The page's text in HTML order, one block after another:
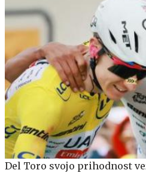
Del Toro svojo prihodnost